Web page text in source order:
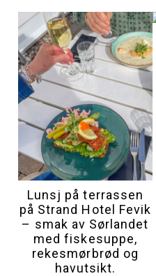
Lunsj på terrassen
på Strand Hotel Fevik
– smak av Sørlandet
med fiskesuppe,
rekesmørbrød og
havutsikt.